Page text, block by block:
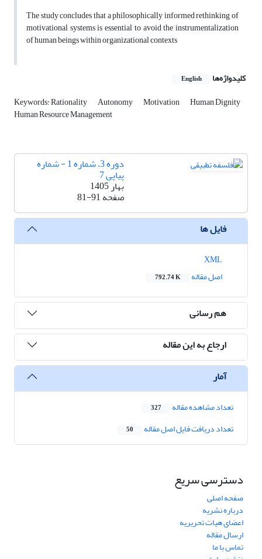
The study concludes that a philosophically informed rethinking of
motivational systems is essential to avoid the instrumentalization
of human beings within organizational contexts
کلیدواژه‌ها English
Keywords: Rationality Autonomy Motivation Human Dignity
Human Resource Management
دوره 3، شماره 1 - شماره
پیاپی 7
بهار 1405
صفحه81-91
فایل ها
اصل مقاله
792.74 K
هم رسانی
ارجاع به این مقاله
آمار
تعداد مشاهده مقاله 327
تعداد دریافت فایل اصل مقاله 50
دسترسی سریع
صفحه اصلی
درباره نشریه
اعضای هیات تحریریه
ارسال مقاله
تماس با ما